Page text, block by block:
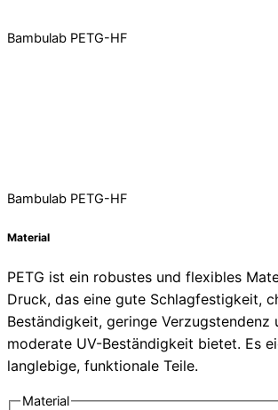
Bambulab PETG-HF
Bambulab PETG-HF
Material
PETG ist ein robustes und flexibles
Druck, das eine gute Schlagfestigkeit,
Beständigkeit, geringe Verzugstendenz
moderate UV-Beständigkeit bietet. Es
langlebige, funktionale Teile.
Material